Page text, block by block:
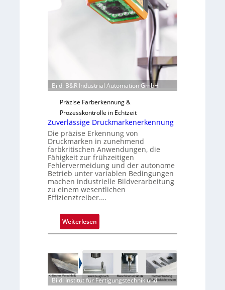
a
i
t
F
n
u
Bild: B&R Industrial Automation GmbH
Präzise Farberkennung &
Prozesskontrolle in Echtzeit
Zuverlässige Druckmarkenerkennung
Die präzise Erkennung von
Druckmarken in zunehmend
farbkritischen Anwendungen, die
Fähigkeit zur frühzeitigen
Fehlervermeidung und der autonome
Betrieb unter variablen Bedingungen
machen industrielle Bildverarbeitung
zu einem wesentlichen
Effizienztreiber.…
Weiterlesen:
Z
v
r
l
Bild: Institut für Fertigungstechnik und